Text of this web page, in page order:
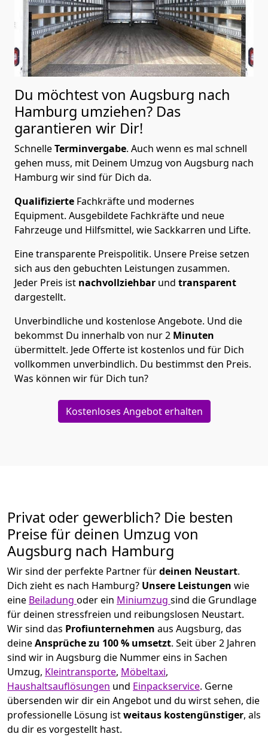
Du möchtest von Augsburg nach
Hamburg umziehen? Das
garantieren wir Dir!
SchnelleTerminvergabe. Auch wenn es mal schnell
gehen muss, mit Deinem Umzug von Augsburg nach
Hamburg wir sind für Dich da.
Qualifizierte Fachkräfte und modernes
Equipment. Ausgebildete Fachkräfte und neue
Fahrzeuge und Hilfsmittel, wie Sackkarren und Lifte.
Eine transparente Preispolitik. Unsere Preise setzen
sich aus den gebuchten Leistungen zusammen.
Jeder Preis ist nachvollziehbar und transparent
dargestellt.
Unverbindliche und kostenlose Angebote. Und die
bekommst Du innerhalb von nur2 Minuten
übermittelt. Jede Offerte ist kostenlos und für Dich
vollkommen unverbindlich. Du bestimmst den Preis.
Was können wir für Dich tun?
Kostenloses Angebot erhalten
Privat oder gewerblich? Die besten
Preise für deinen Umzug von
Augsburg nach Hamburg
Wir sind der perfekte Partner fürdeinen Neustart.
Dich zieht es nach Hamburg? Unsere Leistungen wie
eine Beiladung oder ein Miniumzug sind die Grundlage
für deinen stressfreien und reibungslosen Neustart.
Wir sind das Profiunternehmen aus Augsburg, das
deineAnsprüche zu 100 % umsetzt. Seit über 2 Jahren
sind wir in Augsburg die Nummer eins in Sachen
Umzug, Kleintransporte, Möbeltaxi,
Haushaltsauflösungen und Einpackservice. Gerne
übersenden wir dir ein Angebot und du wirst sehen, die
professionelle Lösung istweitaus kostengünstiger, als
du dir es vorgestellt hast.